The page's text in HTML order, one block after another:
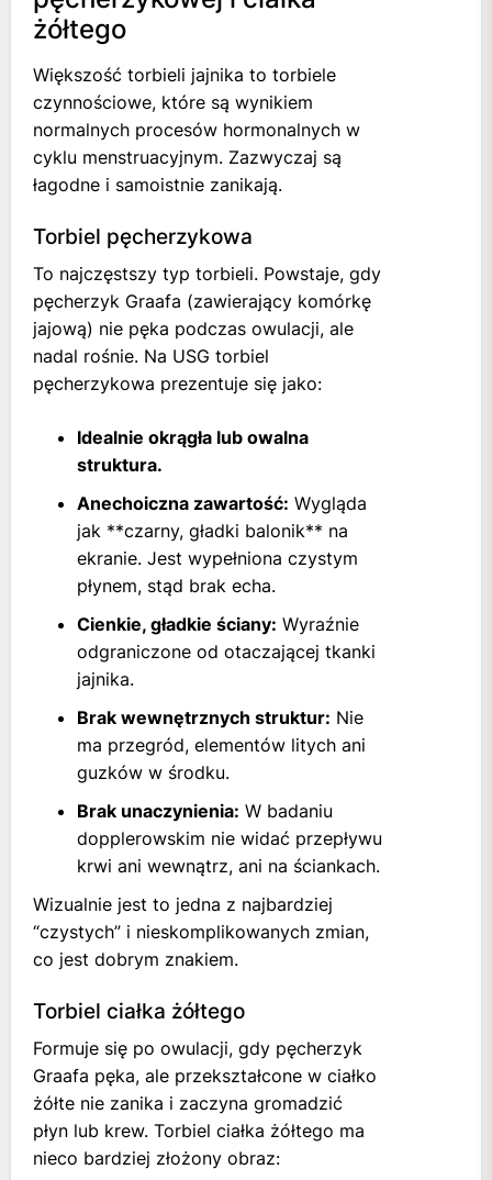
żółtego
Większość torbieli jajnika to torbiele
czynnościowe, które są wynikiem
normalnych procesów hormonalnych w
cyklu menstruacyjnym. Zazwyczaj są
łagodne i samoistnie zanikają.
Torbiel pęcherzykowa
To najczęstszy typ torbieli. Powstaje, gdy
pęcherzyk Graafa (zawierający komórkę
jajową) nie pęka podczas owulacji, ale
nadal rośnie. Na USG torbiel
pęcherzykowa prezentuje się jako:
Idealnie okrągła lub owalna
struktura.
Anechoiczna zawartość: Wygląda
jak **czarny, gładki balonik** na
ekranie. Jest wypełniona czystym
płynem, stąd brak echa.
Cienkie, gładkie ściany: Wyraźnie
odgraniczone od otaczającej tkanki
jajnika.
Brak wewnętrznych struktur: Nie
ma przegród, elementów litych ani
guzków w środku.
Brak unaczynienia: W badaniu
dopplerowskim nie widać przepływu
krwi ani wewnątrz, ani na ściankach.
Wizualnie jest to jedna z najbardziej
“czystych” i nieskomplikowanych zmian,
co jest dobrym znakiem.
Torbiel ciałka żółtego
Formuje się po owulacji, gdy pęcherzyk
Graafa pęka, ale przekształcone w ciałko
żółte nie zanika i zaczyna gromadzić
płyn lub krew. Torbiel ciałka żółtego ma
nieco bardziej złożony obraz: